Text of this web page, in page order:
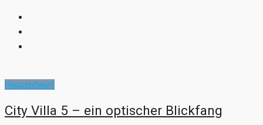
Hausentwurf
City Villa 5 – ein optischer Blickfang